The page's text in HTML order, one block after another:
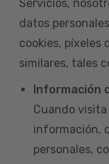
Servicios,
datos
cookies, píxeles
similares, tales
Información
Cuando
información,
personales,